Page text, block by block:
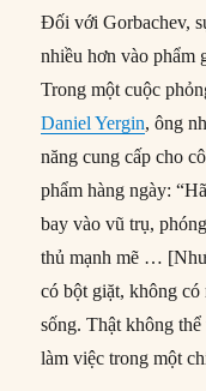
Đối với Gorbachev,
nhiều hơn vào phẩm
Trong một cuộc
Daniel Yergin, ông
năng cung cấp cho
phẩm hàng ngày:
bay vào vũ trụ,
thủ mạnh mẽ …
có bột giặt, không có
sống. Thật không
làm việc trong một